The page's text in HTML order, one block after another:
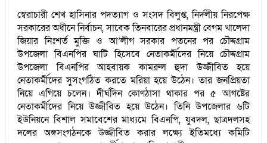
স্বেরাচারী শেখ হাসিনার পদত্যাগ ও সংসদ বিলুপ্ত, নির্দলীয় নিরপেক্ষ
সরকারের অধীনে নির্বাচন, সাবেক তিনবারের প্রধানমন্ত্রী বেগম খালেদা
জিয়ার নিঃশর্ত মুক্তি ও আ’লীগ সরকার পতনের পর চৌদ্দগ্রাম
উপজেলা বিএনপির ঘাটি হিসেবে নেতাকর্মীদের নিয়ে চৌদ্দগ্রাম
উপজেলা বিএনপির আহবায়ক কামরুল হুদা উজ্জীবিত হয়ে
নেতাকর্মীদের সুসংগঠিত করতে মরিয়া হয়ে উঠেন। তার জনপ্রিয়তা
নিয়ে এগিয়ে চলেন। দীর্ঘদিন কোণঠাসা থাকার পর ৫ আগষ্টের
নেতাকর্মীদের নিয়ে উজ্জীবিত হয়ে উঠেন। তিনি উপজেলার ৬টি
ইউনিয়নে বিশাল সমাবেশের মাধ্যমে বিএনপি, যুবদল, ছাত্রদলসহ
দলের অঙ্গসংগঠনকে উজ্জীবিত করার লক্ষ্যে ইতিমধ্যে কমিটি